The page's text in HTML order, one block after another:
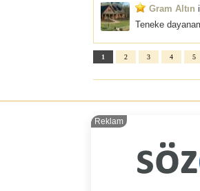
Gram Altın
Teneke
1 2 3 4 5
Reklam